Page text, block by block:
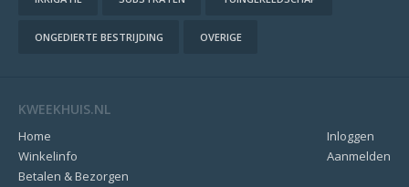
ONGEDIERTE BESTRIJDING OVERIGE
KWEEKHUIS.NL
Inloggen
Aanmelden
Home
Winkelinfo
Betalen & Bezorgen